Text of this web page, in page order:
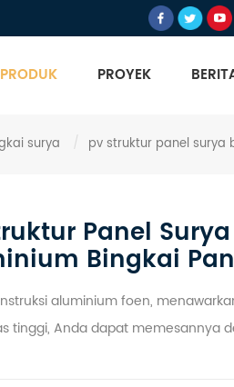
PRODUK PROYEK
surya / pv struktur panel surya
Panel
Bingkai
aluminium foen,
tinggi, Anda dapat memesannya